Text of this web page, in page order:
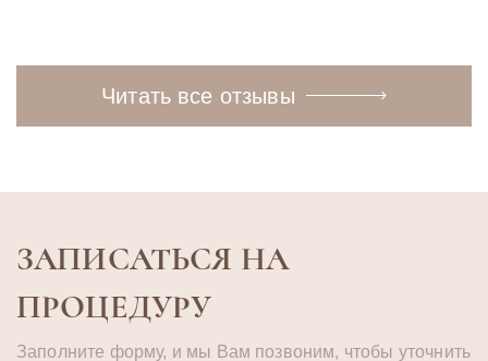
Читать все отзывы
ЗАПИСАТЬСЯ НА
ПРОЦЕДУРУ
Заполните форму, и мы Вам позвоним, чтобы уточнить